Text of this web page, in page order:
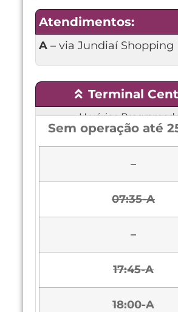
Atendimentos:
A – via Jundiaí Shopping
Terminal
Horários
Sem operação até
–
07:35-A
–
17:45-A
18:00-A